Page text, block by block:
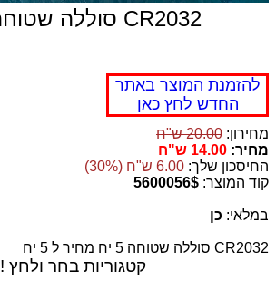
CR2032 סוללה שטוחה 5 יח
להזמנת המוצר באתר
החדש לחץ כאן
מחירון: 20.00 ש"ח
מחיר: 14.00 ש"ח
החיסכון שלך: 6.00 ש"ח (30%)
קוד המוצר: 5600056$
במלאי: כן
CR2032 סוללה שטוחה 5 יח מחיר ל 5 יח
קטגוריות בחר ולחץ !